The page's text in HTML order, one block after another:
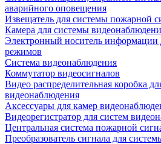
аварийного оповещения
Извещатель для системы пожарной
Камера для системы
Электронный носитель информации
режимов
Система видеонаблюдения
Коммутатор видеосигналов
Видео распределительная коробка
видеонаблюдения
Аксессуары для камер
Видеорегистратор для систем
Центральная система пожарной
Преобразователь сигнала для